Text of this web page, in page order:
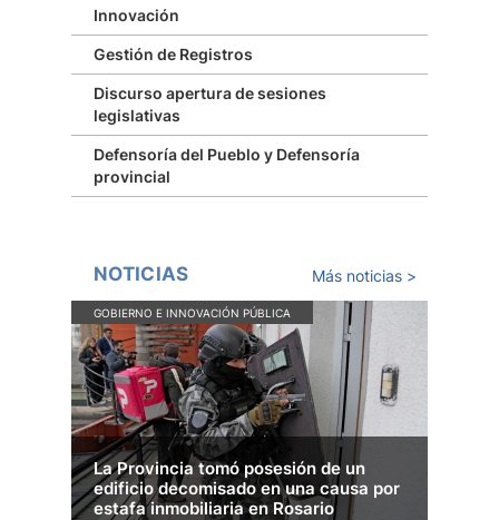
Innovación
Gestión de Registros
Discurso apertura de sesiones
legislativas
Defensoría del Pueblo y Defensoría
provincial
NOTICIAS Más noticias >
GOBIERNO E INNOVACIÓN PÚBLICA
La Provincia tomó posesión de un
edificio decomisado en una causa por
estafa inmobiliaria en Rosario